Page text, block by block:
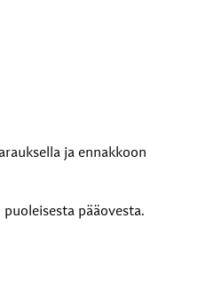
ja ennakkoon
pääovesta.